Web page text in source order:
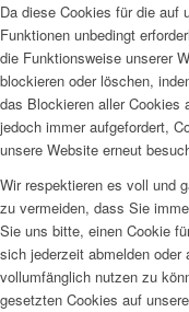
Da diese Cookies für die auf
Funktionen unbedingt
die Funktionsweise unserer
blockieren oder löschen,
das Blockieren aller Cookies
jedoch immer aufgefordert,
unsere Website erneut
Wir respektieren es voll und
zu vermeiden, dass Sie
Sie uns bitte, einen Cookie
sich jederzeit abmelden
vollumfänglich nutzen zu
gesetzten Cookies auf